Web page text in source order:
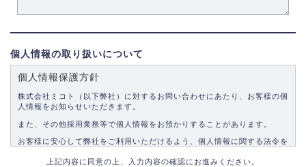
個人情報の取り扱いについて
個人情報保護方針
株式会社ミコト（以下弊社）に対するお問い合わせにあたり、お客様の個
人情報をお知らせいただきます。
また、その他採用業務等で個人情報をお預かりすることがあります。
お客様に安心して弊社をご利用いただけるよう、個人情報に関する法令を
上記内容に同意の上、入力内容の確認にお進みください。